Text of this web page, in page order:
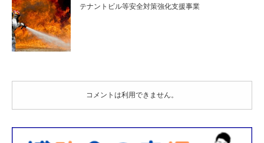
テナントビル等安全対策強化支援事業
コメントは利用できません。